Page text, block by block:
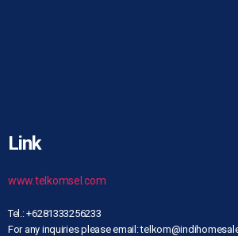
Link
www.telkomsel.com
Tel.: +6281333256233
For any inquiries please email: